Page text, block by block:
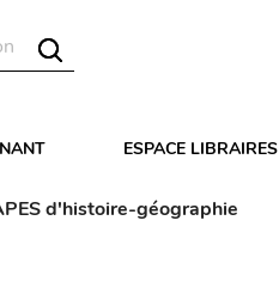
ESPACE LIBRAIRES
d'histoire-géographie